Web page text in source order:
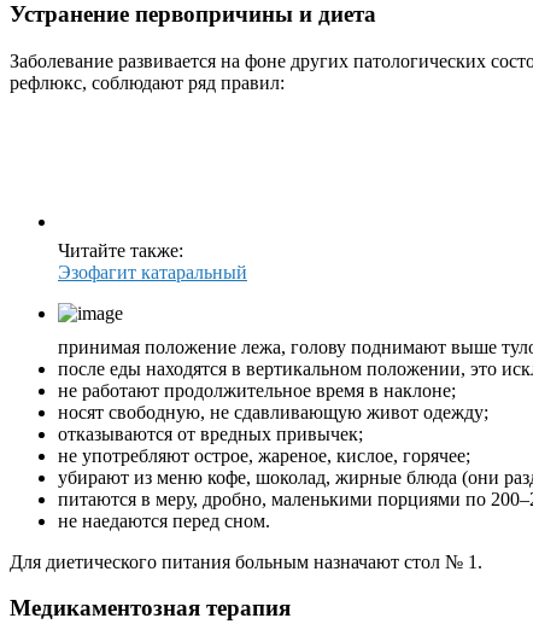
Устранение первопричины и диета
Заболевание развивается на фоне других патологических
рефлюкс, соблюдают ряд правил:
Читайте также:
Эзофагит катаральный
принимая положение лежа, голову поднимают выше
после еды находятся в вертикальном положении, это
не работают продолжительное время в наклоне;
носят свободную, не сдавливающую живот одежду;
отказываются от вредных привычек;
не употребляют острое, жареное, кислое, горячее;
убирают из меню кофе, шоколад, жирные блюда (они
питаются в меру, дробно, маленькими порциями по
не наедаются перед сном.
Для диетического питания больным назначают стол № 1.
Медикаментозная терапия